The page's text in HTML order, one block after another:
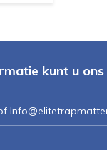
kunt u